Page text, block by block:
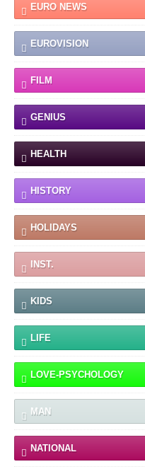
EURO NEWS
EUROVISION
FILM
GENIUS
HEALTH
HISTORY
HOLIDAYS
INST.
KIDS
LIFE
LOVE-PSYCHOLOGY
MAN
NATIONAL